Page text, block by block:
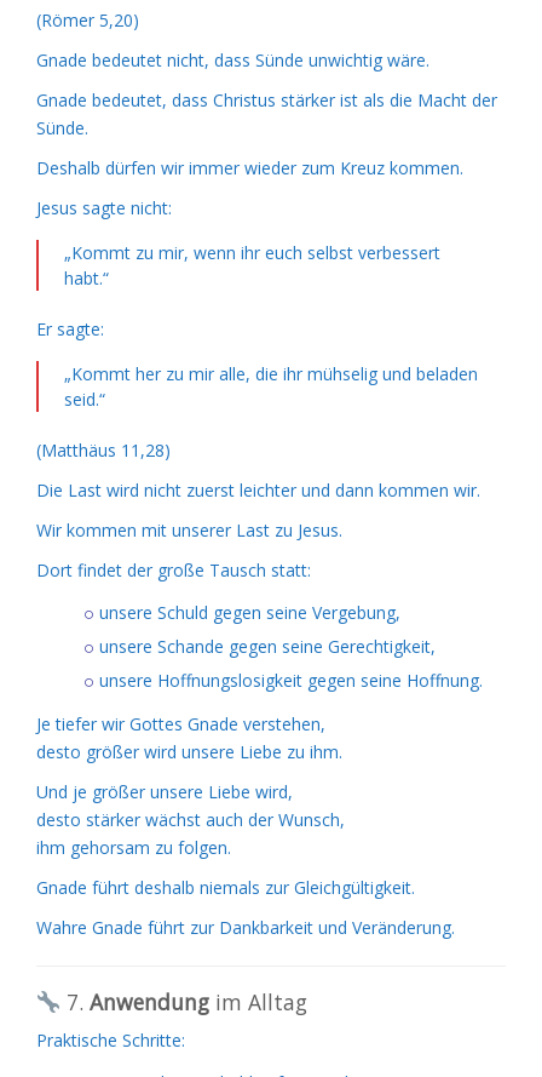
(Römer 5,20)
Gnade bedeutet nicht, dass Sünde unwichtig wäre.
Gnade bedeutet, dass Christus stärker ist als die Macht der
Sünde.
Deshalb dürfen wir immer wieder zum Kreuz kommen.
Jesus sagte nicht:
„Kommt zu mir, wenn ihr euch selbst verbessert
habt.“
Er sagte:
„Kommt her zu mir alle, die ihr mühselig und beladen
seid.“
(Matthäus 11,28)
Die Last wird nicht zuerst leichter und dann kommen wir.
Wir kommen mit unserer Last zu Jesus.
Dort findet der große Tausch statt:
unsere Schuld gegen seine Vergebung,
unsere Schande gegen seine Gerechtigkeit,
unsere Hoffnungslosigkeit gegen seine Hoffnung.
Je tiefer wir Gottes Gnade verstehen,
desto größer wird unsere Liebe zu ihm.
Und je größer unsere Liebe wird,
desto stärker wächst auch der Wunsch,
ihm gehorsam zu folgen.
Gnade führt deshalb niemals zur Gleichgültigkeit.
Wahre Gnade führt zur Dankbarkeit und Veränderung.
7. Anwendungim Alltag
Praktische Schritte: